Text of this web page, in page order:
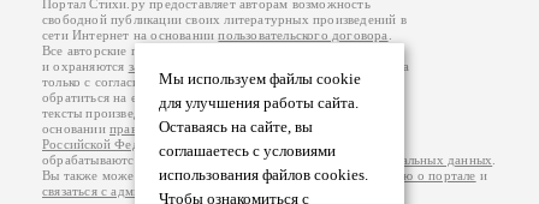
Мы используем файлы cookie
для улучшения работы сайта.
Оставаясь на сайте, вы
соглашаетесь с условиями
использования файлов cookies.
Чтобы ознакомиться с
Портал Стихи.ру предоставляет авторам возможность
свободной публикации своих литературных произведений в
сети Интернет на основаниипользовательского договора
Все авторские права на произведения принадлежат авторам
и охраняются законом
. Перепечатка произведений возможна
только с согласия его автора, к которому вы можете
обратиться на его авторской странице. Ответственность за
тексты произведений авторы несут самостоятельно на
основанииправил публикацииизаконодательства
Российской Федерации
обрабатываются на основанииПолитики обработки персональных данных
Вы также можете посмотреть более подробнуюинформацию о портале и
связаться с администрацией